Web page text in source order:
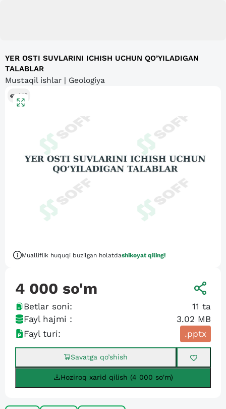
YER OSTI SUVLARINI ICHISH UCHUN QO’YILADIGAN
TALABLAR
Mustaqil ishlar | Geologiya
142
Mualliflik huquqi buzilgan holatdashikoyat qiling!
4 000 so'm
Betlar soni: 11 ta
Fayl hajmi :
3.02 MB
Fayl turi:
.pptx
Savatga qo’shish
Hoziroq xarid qilish (4 000 so'm)